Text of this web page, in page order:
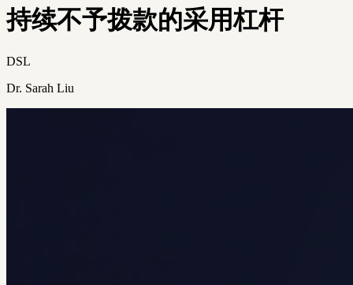
持续不予拨款的采用杠杆
DSL
Dr. Sarah Liu